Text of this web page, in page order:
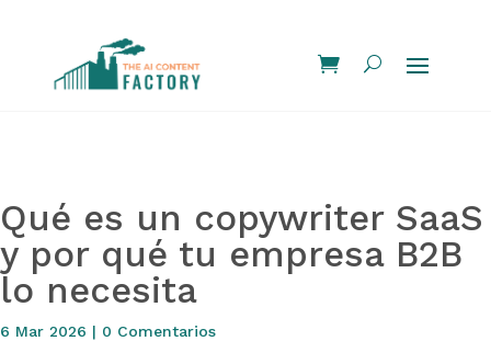
Qué es un copywriter SaaS
y por qué tu empresa B2B
lo necesita
6 Mar 2026 | 0 Comentarios